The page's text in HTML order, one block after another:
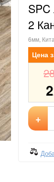
2
6мм,
Цена
+